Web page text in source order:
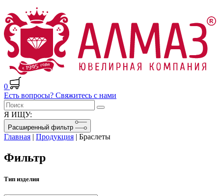
0
Есть вопросы? Свяжитесь с нами
Я ИЩУ:
Расширенный фильтр
Главная | Продукция | Браслеты
Фильтр
Тип изделия